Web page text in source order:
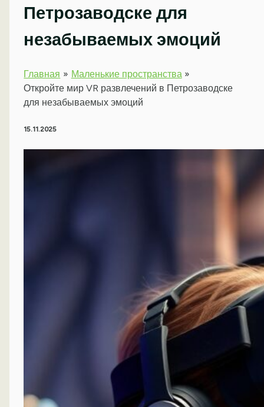
Петрозаводске для
незабываемых эмоций
Главная
Маленькие пространства
Откройте мир VR развлечений в Петрозаводске
для незабываемых эмоций
15.11.2025